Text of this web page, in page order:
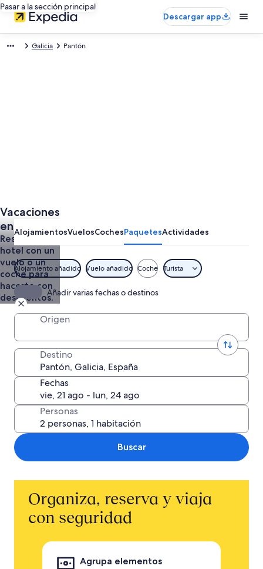
Pasar a la sección principal
Descargar app
Galicia Pantón
Vacaciones
en Pantón
Reserva el
hotel con un
vuelo o un
coche para
hacerte con
descuentos.
AlojamientosVuelosCochesPaquetesActividades
Alojamiento añadido Vuelo añadido Coche Turista
Añadir varias fechas o destinos
Origen
Destino
Fechas
Personas
Buscar
Organiza, reserva y viaja
con seguridad
Agrupa elementos